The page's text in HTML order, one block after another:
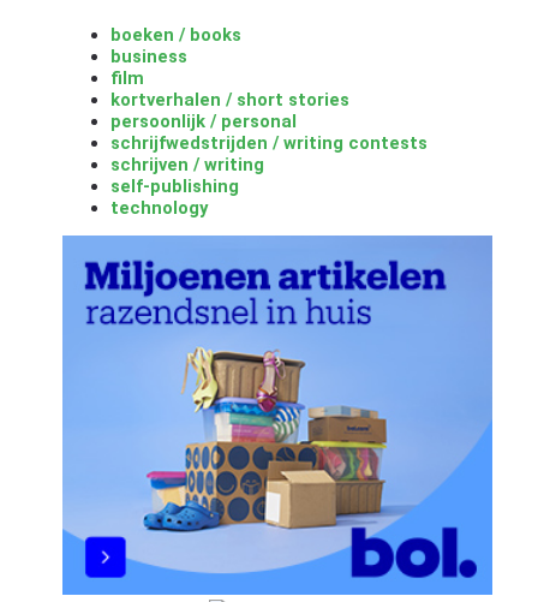
boeken / books
business
film
kortverhalen / short stories
persoonlijk / personal
schrijfwedstrijden / writing contests
schrijven / writing
self-publishing
technology